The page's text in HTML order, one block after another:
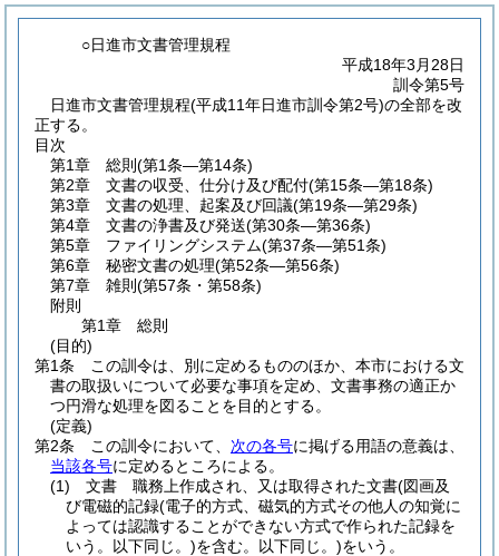
○日進市文書管理規程
平成18年3月28日
訓令第5号
日進市文書管理規程(平成11年日進市訓令第2号)の全部を改
正する。
目次
第1章
総則 (第1条―第14条)
第2章
文書の収受、仕分け及び配付(第15条―第18条)
第3章
文書の処理、起案及び回議(第19条―第29条)
第4章
文書の浄書及び発送(第30条―第36条)
第5章
ファイリングシステム(第37条―第51条)
第6章
秘密文書の処理(第52条―第56条)
第7章
雑則 (第57条・第58条)
附則
第1章
総則
(目的)
第1条
この訓令は、別に定めるもののほか、本市における文
書の取扱いについて必要な事項を定め、文書事務の適正か
つ円滑な処理を図ることを目的とする。
(定義)
第2条
この訓令において、 次の各号に掲げる用語の意義は、
当該各号に定めるところによる。
(1)
文書 職務上作成され、又は取得された文書(図画及
び電磁的記録(電子的方式、磁気的方式その他人の知覚に
よっては認識することができない方式で作られた記録を
いう。以下同じ。)を含む。以下同じ。)をいう。